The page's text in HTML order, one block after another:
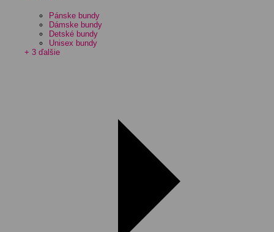
Pánske bundy
Dámske bundy
Detské bundy
Unisex bundy
+ 3 ďalšie